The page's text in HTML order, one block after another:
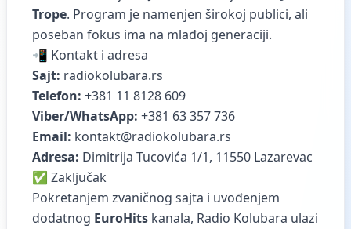
Trope. Program je namenjen širokoj publici, ali
poseban fokus ima na mlađoj generaciji.
📲 Kontakt i adresa
Sajt: radiokolubara.rs
Telefon: +381 11 8128 609
Viber/WhatsApp: +381 63 357 736
Email: kontakt@radiokolubara.rs
Adresa: Dimitrija Tucovića 1/1, 11550 Lazarevac
✅ Zaključak
Pokretanjem zvaničnog sajta i uvođenjem
dodatnog EuroHits kanala, Radio Kolubara ulazi